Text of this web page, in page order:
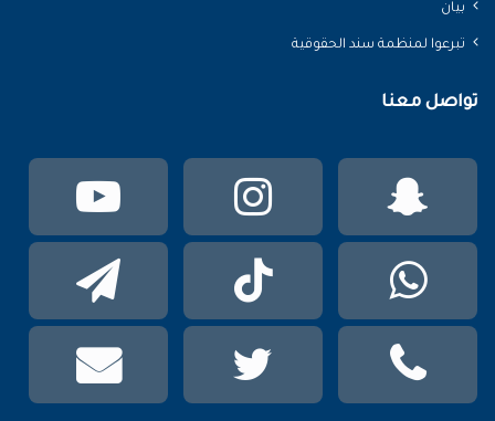
بيان
تبرعوا لمنظمة سند الحقوقية
تواصل معنا
انستقرام
سناب
TikTok
واتساب
phone